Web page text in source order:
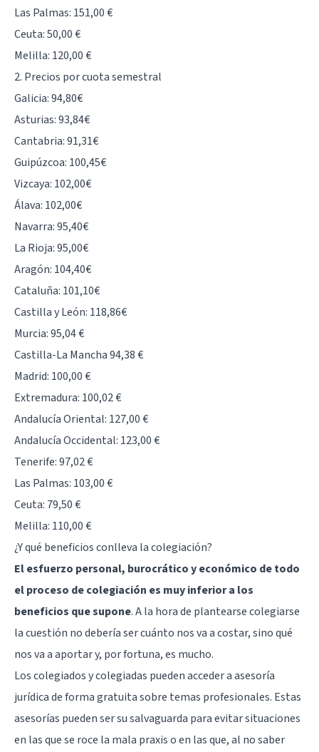
Las Palmas: 151,00 €
Ceuta: 50,00 €
Melilla: 120,00 €
2. Precios por cuota semestral
Galicia: 94,80€
Asturias: 93,84€
Cantabria: 91,31€
Guipúzcoa: 100,45€
Vizcaya: 102,00€
Álava: 102,00€
Navarra: 95,40€
La Rioja: 95,00€
Aragón: 104,40€
Cataluña: 101,10€
Castilla y León: 118,86€
Murcia: 95,04 €
Castilla-La Mancha 94,38 €
Madrid: 100,00 €
Extremadura: 100,02 €
Andalucía Oriental: 127,00 €
Andalucía Occidental: 123,00 €
Tenerife: 97,02 €
Las Palmas: 103,00 €
Ceuta: 79,50 €
Melilla: 110,00 €
¿Y qué beneficios conlleva la colegiación?
El esfuerzo personal, burocrático y económico de todo
el proceso de colegiación es muy inferior a los
beneficios que supone. A la hora de plantearse colegiarse
la cuestión no debería ser cuánto nos va a costar, sino qué
nos va a aportar y, por fortuna, es mucho.
Los colegiados y colegiadas pueden acceder a asesoría
jurídica de forma gratuita sobre temas profesionales. Estas
asesorías pueden ser su salvaguarda para evitar situaciones
en las que se roce la mala praxis o en las que, al no saber